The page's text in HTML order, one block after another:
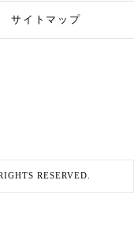
サイトマップ
RESERVED.